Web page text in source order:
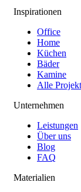
Inspirationen
Office
Home
Küchen
Bäder
Kamine
Alle
Unternehmen
Leistungen
Über uns
Blog
FAQ
Materialien